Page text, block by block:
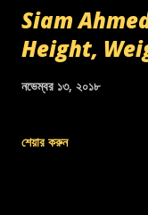
Siam
Height,
নভেম্বর ১৩, ২০১৮
শেয়ার করুন